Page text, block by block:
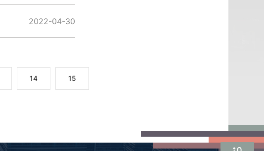
2022-04-30
14 15